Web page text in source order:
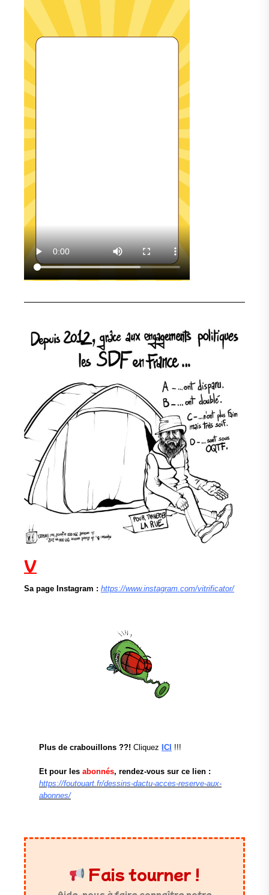
V
Sa page Instagram : https://www.instagram.com/vitrificator/
Plus de crabouillons ??! Cliquez ICI !!!
Et pour les abonnés, rendez-vous sur ce lien :
https://foutouart.fr/dessins-dactu-acces-reserve-aux-
abonnes/
Fais tourner !